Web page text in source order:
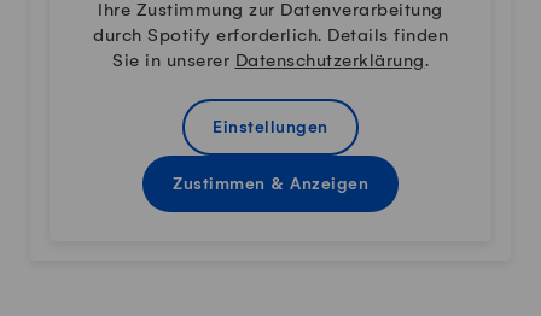
Ihre Zustimmung zur Datenverarbeitung
durch Spotify erforderlich. Details finden
Sie in unserer Datenschutzerklärung.
Einstellungen
Zustimmen & Anzeigen